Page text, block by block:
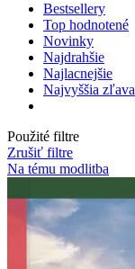
Bestsellery
Top hodnotené
Novinky
Najdrahšie
Najlacnejšie
Najvyššia zľava
Použité filtre
Zrušiť filtre
Na tému modlitba